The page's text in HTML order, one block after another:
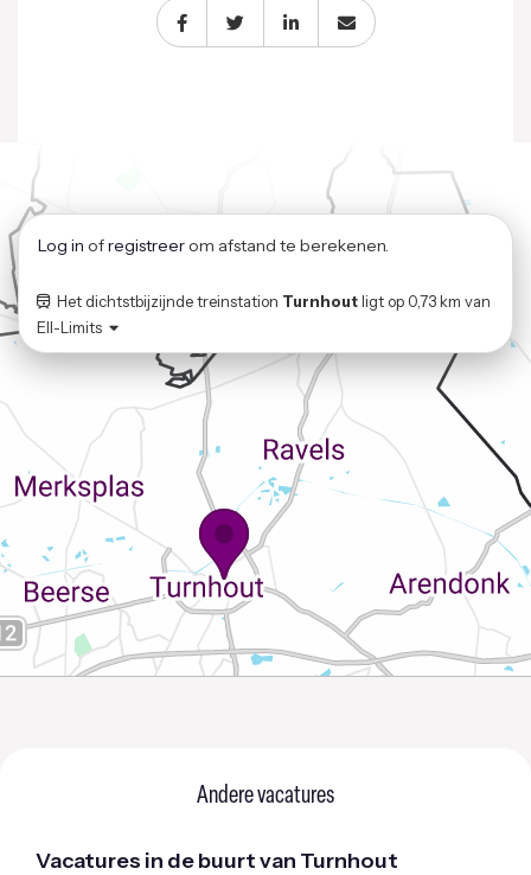
Log in ofregistreerom afstand te berekenen.
Het dichtstbijzijnde treinstation Turnhoutligt op 0,73 km van
Ell-Limits
Andere vacatures
Vacatures in de buurt van Turnhout